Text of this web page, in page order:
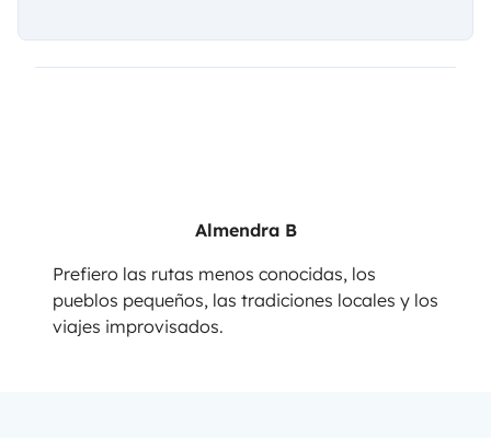
Almendra B
Prefiero las rutas menos conocidas, los
pueblos pequeños, las tradiciones locales y los
viajes improvisados.